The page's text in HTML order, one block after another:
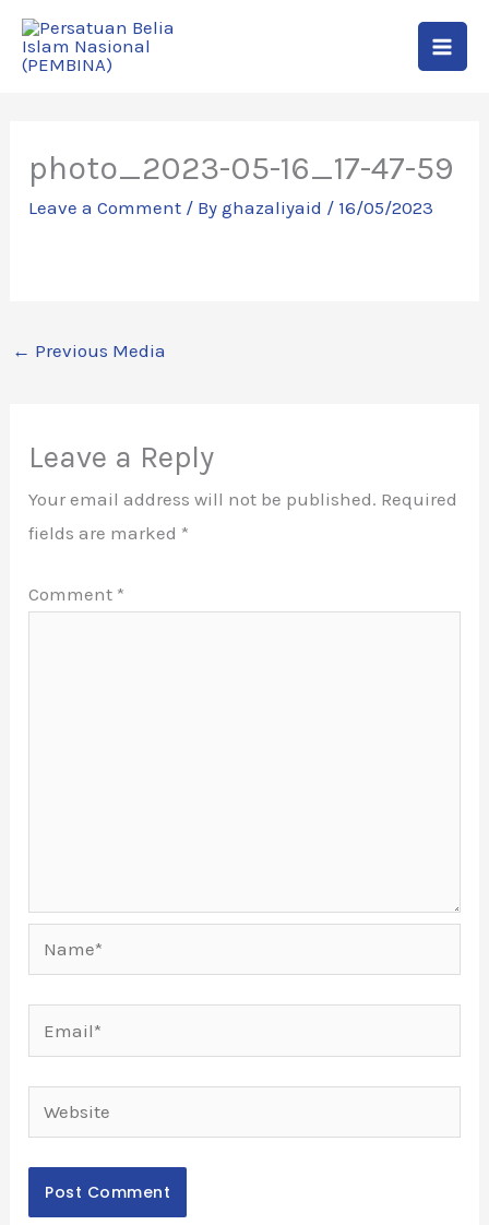
Skip
photo_2023-05-16_17-47-59
Leave a Comment / Byghazaliyaid / 16/05/2023
← Previous Media
Leave a Reply
Your email address will not be published. Required
fields are marked *
Comment *
Email*
Website